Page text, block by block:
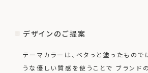
デザインのご提案
テーマカラーは、ベタっと塗ったもので
うな優しい質感を使うことで ブランド